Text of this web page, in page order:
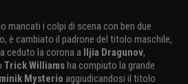
mancati i colpi di scena con ben due
è cambiato il padrone del titolo maschile,
ceduto la corona a Iljia Dragunov,
Trick Williamsha compiuto la grande
Mysterio aggiudicandosi il titolo